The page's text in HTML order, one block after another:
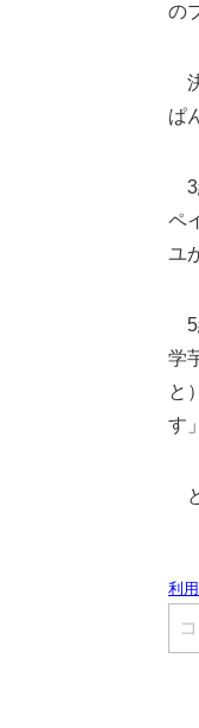
の
ぱ
3
ペ
ユ
5
学
と
す